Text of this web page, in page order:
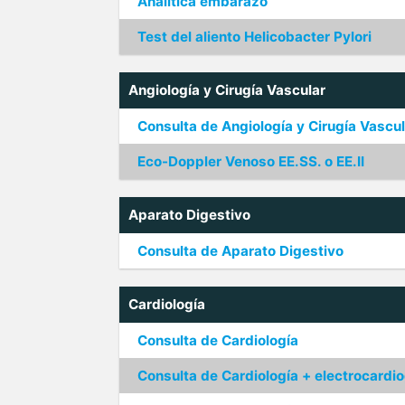
Test del aliento Helicobacter Pylori
Angiología y Cirugía Vascular
Consulta de Angiología y Cirugía
Eco-Doppler Venoso EE.SS. o EE.II
Aparato Digestivo
Consulta de Aparato Digestivo
Cardiología
Consulta de Cardiología
Consulta de Cardiología +